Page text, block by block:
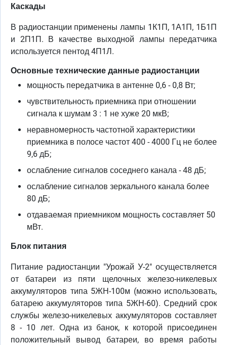
Каскады
В радиостанции применены лампы 1К1П, 1А1П, 1Б1П
и 2П1П. В качестве выходной лампы передатчика
используется пентод 4П1Л.
Основные технические данные радиостанции
мощность передатчика в антенне 0,6 - 0,8 Вт;
чувствительность приемника при отношении
сигнала к шумам 3 : 1 не хуже 20 мкВ;
неравномерность частотной характеристики
приемника в полосе частот 400 - 4000 Гц не более
9,6 дБ;
ослабление сигналов соседнего канала - 48 дБ;
ослабление сигналов зеркального канала более
80 дБ;
отдаваемая приемником мощность составляет 50
мВт.
Блок питания
Питание радиостанции "Урожай У-2" осуществляется
от батареи из пяти щелочных железо-никелевых
аккумуляторов типа 5ЖН-100м (можно использовать,
батарею аккумуляторов типа 5ЖН-60). Средний срок
службы железо-никелевых аккумуляторов составляет
8 - 10 лет. Одна из банок, к которой присоединен
положительный вывод батареи, во время работы